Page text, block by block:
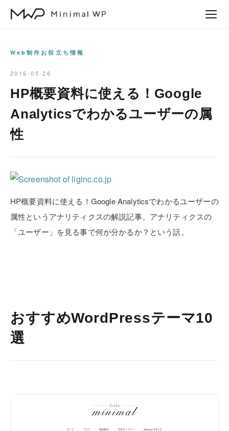
Web制作お役立ち情報
2016-05-26
HP概要資料に使える！Google
Analyticsでわかるユーザーの属
性
HP概要資料に使える！Google Analyticsでわかるユーザーの
属性というアナリティクスの解説記事。アナリティクスの
「ユーザー」を見る事で何が分かるか？という話。
おすすめWordPressテーマ10
選